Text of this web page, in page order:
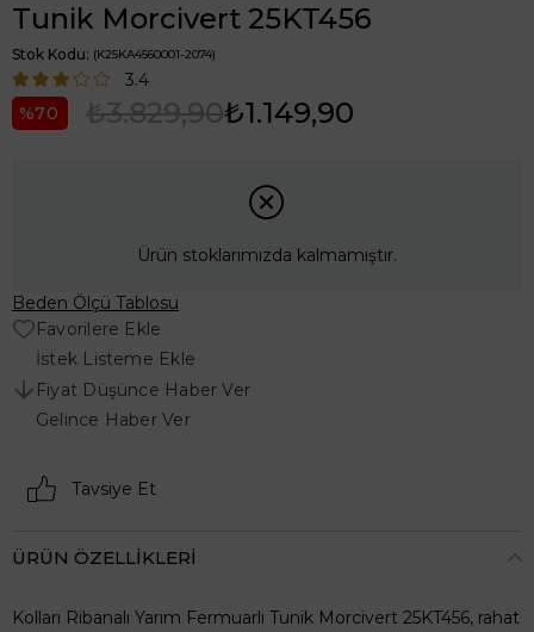
Tunik Morcivert 25KT456
Stok Kodu (K25KA4560001-2074)
3.4
70
₺3.829,90₺1.149,90
Ürün stoklarımızda kalmamıştır.
Beden Ölçü Tablosu
Favorilere Ekle
İstek Listeme Ekle
Fiyat Düşünce Haber Ver
Gelince Haber Ver
Tavsiye Et
ÜRÜN ÖZELLIKLERI
Kolları Ribanalı Yarım Fermuarlı Tunik Morcivert 25KT456, rahat